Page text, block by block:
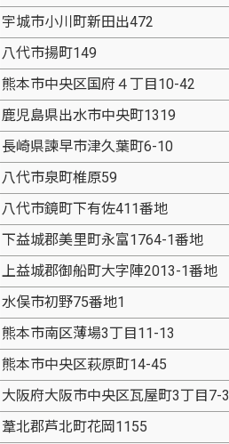
宇城市小川町新田出472
八代市揚町149
熊本市中央区国府４丁目10-42
鹿児島県出水市中央町1319
長崎県諫早市津久葉町6-10
八代市泉町椎原59
八代市鏡町下有佐411番地
下益城郡美里町永富1764-1番地
上益城郡御船町大字陣2013-1番地
水俣市初野75番地1
熊本市南区薄場3丁目11-13
熊本市中央区萩原町14-45
大阪府大阪市中央区瓦屋町3丁目7-3
葦北郡芦北町花岡1155